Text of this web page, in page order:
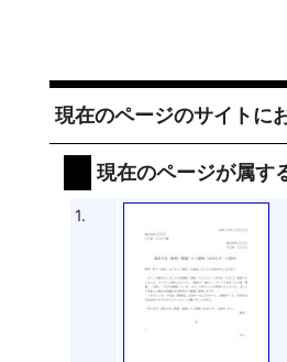
現在のページのサイトに
現在のページが属す
1.